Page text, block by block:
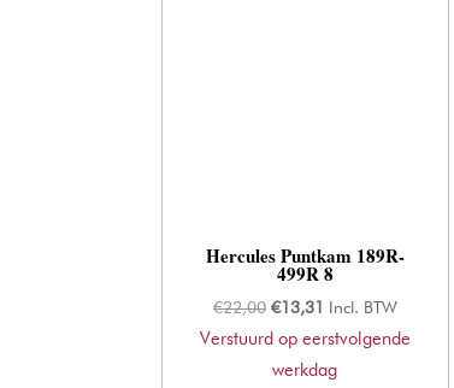
Hercules Puntkam 189R-
499R 8
€22,00 Oorspronkelijke
prijs
was:
€13,31 Huidige
prijs
is:
Incl. BTW
Verstuurd op eerstvolgende
werkdag